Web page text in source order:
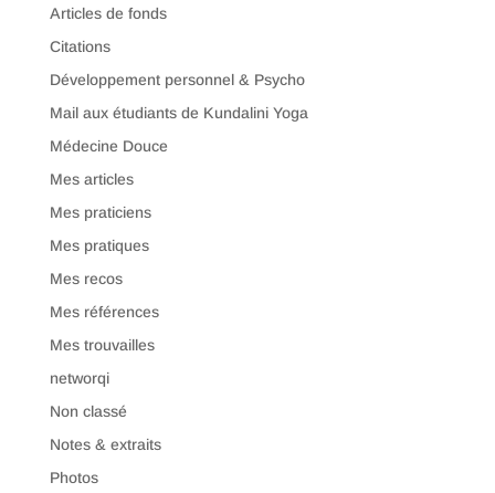
Articles de fonds
Citations
Développement personnel & Psycho
Mail aux étudiants de Kundalini Yoga
Médecine Douce
Mes articles
Mes praticiens
Mes pratiques
Mes recos
Mes références
Mes trouvailles
networqi
Non classé
Notes & extraits
Photos